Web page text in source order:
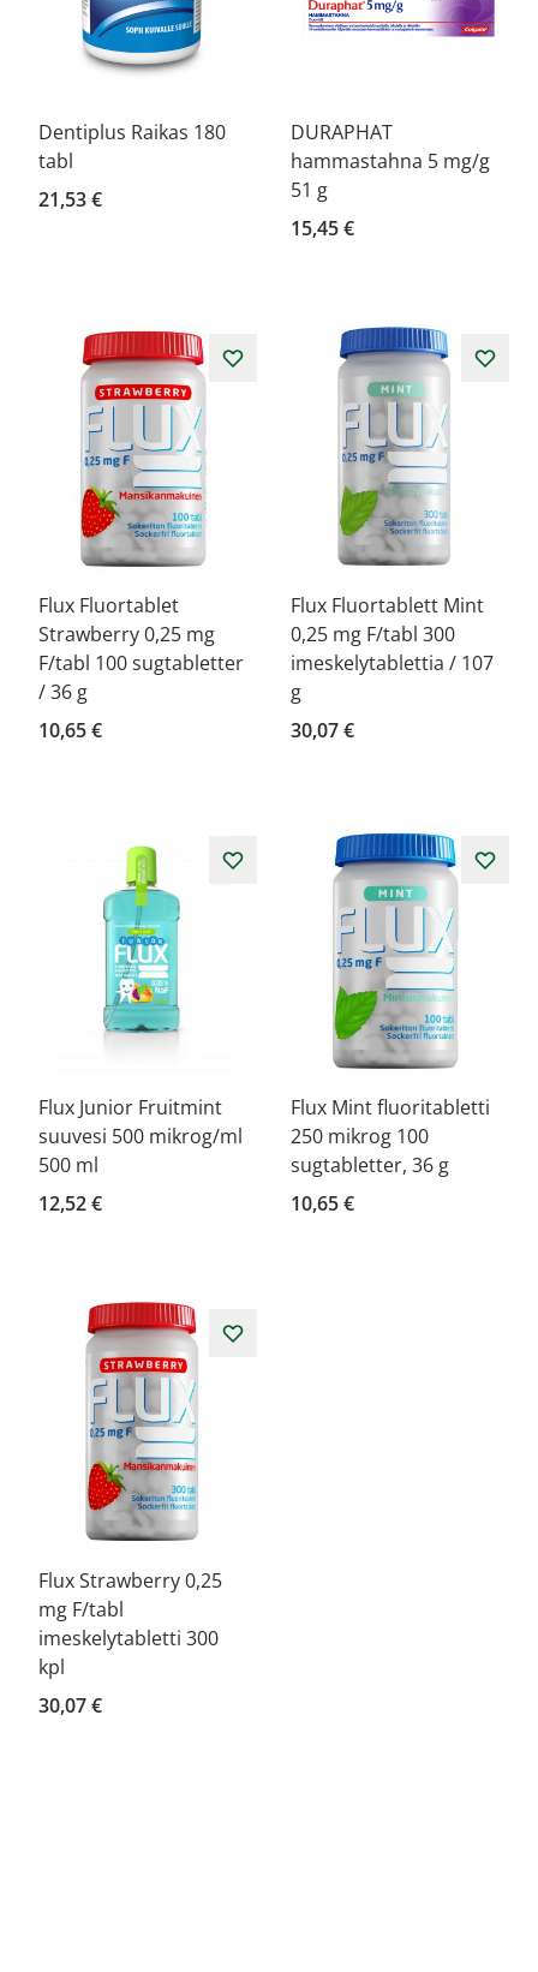
Dentiplus Raikas 180
tabl
21,53 €
DURAPHAT
hammastahna 5 mg/g
51 g
15,45 €
Flux Fluortablet
Strawberry 0,25 mg
F/tabl 100 sugtabletter
/ 36 g
10,65 €
Flux Fluortablett Mint
0,25 mg F/tabl 300
imeskelytablettia / 107
g
30,07 €
Flux Junior Fruitmint
suuvesi 500 mikrog/ml
500 ml
12,52 €
Flux Mint fluoritabletti
250 mikrog 100
sugtabletter, 36 g
10,65 €
Flux Strawberry 0,25
mg F/tabl
imeskelytabletti 300
kpl
30,07 €